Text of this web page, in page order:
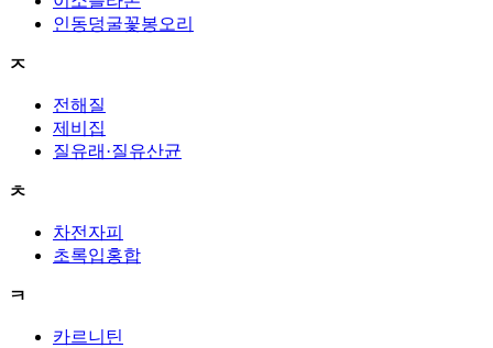
인동덩굴꽃봉오리
ㅈ
전해질
제비집
질유래·질유산균
ㅊ
차전자피
초록입홍합
ㅋ
카르니틴